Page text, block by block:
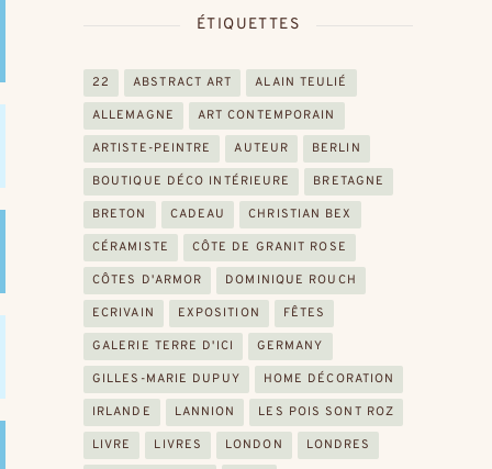
ÉTIQUETTES
22 ABSTRACT ART ALAIN TEULIÉ
ALLEMAGNE ART CONTEMPORAIN
ARTISTE-PEINTRE AUTEUR BERLIN
BOUTIQUE DÉCO INTÉRIEURE BRETAGNE
BRETON CADEAU CHRISTIAN BEX
CÉRAMISTE CÔTE DE GRANIT ROSE
CÔTES D'ARMOR DOMINIQUE ROUCH
ECRIVAIN EXPOSITION FÊTES
GALERIE TERRE D'ICI GERMANY
GILLES-MARIE DUPUY HOME DÉCORATION
IRLANDE LANNION LES POIS SONT ROZ
LIVRE LIVRES LONDON LONDRES